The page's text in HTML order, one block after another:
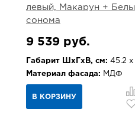
левый, Макарун +
сонома
9 539 руб.
Габарит ШхГхВ, см: 45.2
Материал фасада: МДФ
В КОРЗИНУ